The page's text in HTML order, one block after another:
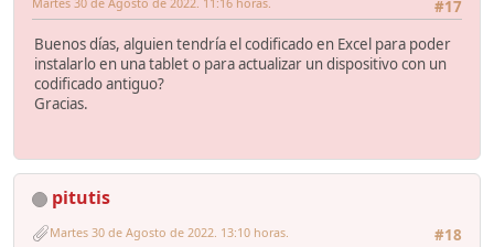
#17
Buenos días, alguien tendría el codificado en Excel para poder
instalarlo en una tablet o para actualizar un dispositivo con un
codificado antiguo?
Gracias.
pitutis
#18
Martes 30 de Agosto de 2022. 13:10 horas.